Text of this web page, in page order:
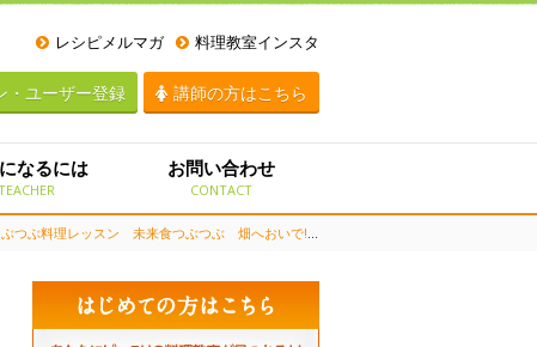
レシピメルマガ 料理教室インスタ
・ユーザー登録 講師の方はこちら
なるには お問い合わせ
CONTACT
料理レッスン 未来食つぶつぶ 畑へおいで!のレッスン一覧